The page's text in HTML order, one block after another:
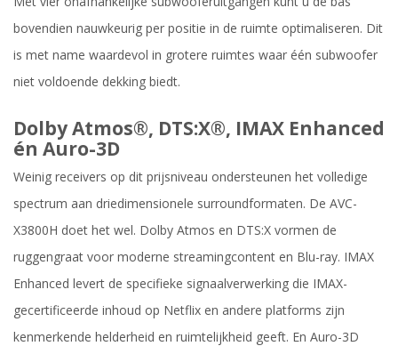
bovendien nauwkeurig per positie in de ruimte optimaliseren. Dit
is met name waardevol in grotere ruimtes waar één subwoofer
niet voldoende dekking biedt.
Dolby Atmos®, DTS:X®, IMAX Enhanced
én Auro-3D
Weinig receivers op dit prijsniveau ondersteunen het volledige
spectrum aan driedimensionele surroundformaten. De AVC-
X3800H doet het wel. Dolby Atmos en DTS:X vormen de
ruggengraat voor moderne streamingcontent en Blu-ray. IMAX
Enhanced levert de specifieke signaalverwerking die IMAX-
gecertificeerde inhoud op Netflix en andere platforms zijn
kenmerkende helderheid en ruimtelijkheid geeft. En Auro-3D